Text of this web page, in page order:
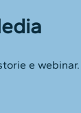
e webinar.